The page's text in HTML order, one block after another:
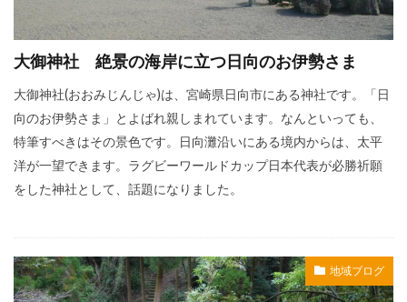
大御神社 絶景の海岸に立つ日向のお伊勢さま
大御神社(おおみじんじゃ)は、宮崎県日向市にある神社です。「日
向のお伊勢さま」とよばれ親しまれています。なんといっても、
特筆すべきはその景色です。日向灘沿いにある境内からは、太平
洋が一望できます。ラグビーワールドカップ日本代表が必勝祈願
をした神社として、話題になりました。
地域ブログ